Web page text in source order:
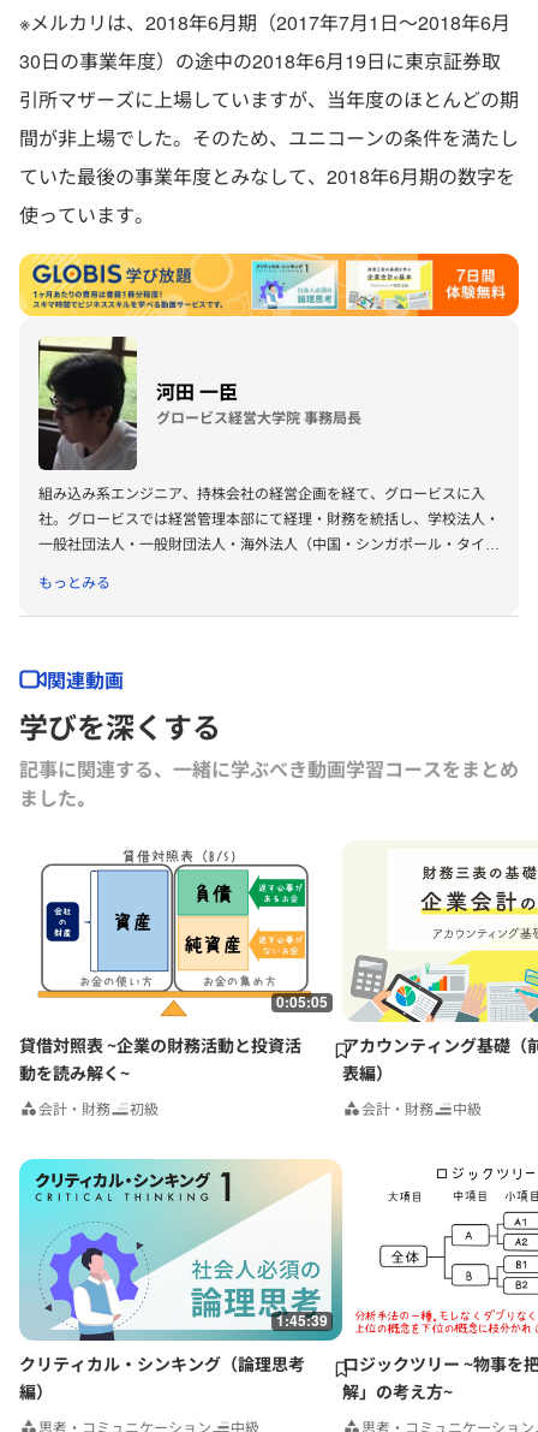
※メルカリは、2018年6月期（2017年7月1日～2018年6月
30日の事業年度）の途中の2018年6月19日に東京証券取
引所マザーズに上場していますが、当年度のほとんどの期
間が非上場でした。そのため、ユニコーンの条件を満たし
ていた最後の事業年度とみなして、2018年6月期の数字を
使っています。
河田 一臣
グロービス経営大学院 事務局長
組み込み系エンジニア、持株会社の経営企画を経て、グロービスに入
社。グロービスでは経営管理本部にて経理・財務を統括し、学校法人・
一般社団法人・一般財団法人・海外法人（中国・シンガポール・タイ）
ビス経営大学院の運営に従事。一橋大学大学院 商学研究科経営学修士
コース修了。
もっとみる
関連動画
学びを深くする
記事に関連する、一緒に学ぶべき動画学習コースをまとめ
ました｡
0:05:05
貸借対照表 ~企業の財務活動と投資活
動を読み解く~
会計・財務 初級
アカウンティング基礎（
表編）
会計・財務 中級
1:45:39
クリティカル・シンキング（論理思考
編）
思考・コミュニケーション 中級
ロジックツリー ~物事を
解」の考え方~
思考・コミュニケーション